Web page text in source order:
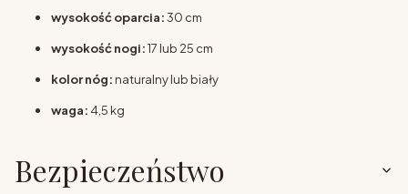
wysokość oparcia:30 cm
wysokość nogi:17 lub 25 cm
kolor nóg: naturalny lub biały
waga: 4,5 kg
Bezpieczeństwo